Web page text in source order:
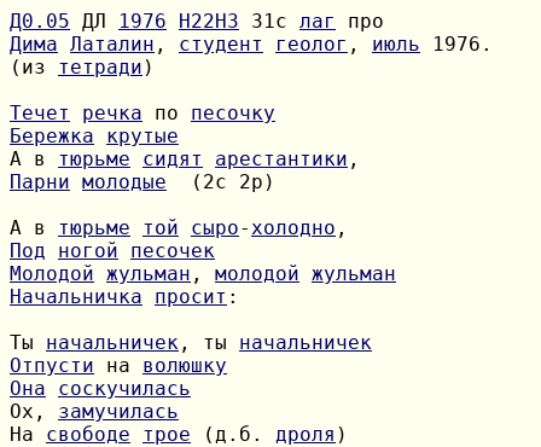
Д0.05 ДЛ 1976 H22H3 31с лаг
Дима Латалин , студент геолог , июль
(из тетради )
Течет
речка по песочку
Бережка
крутые
А в тюрьме сидят арестантики
Парни молодые
  (2с 2р)
А в тюрьме той сыро-холодно
Под
ногой
песочек
Молодой жульман , молодой жульман
Начальничка
просит :
Ты начальничек , ты начальничек
Отпусти на волюшку
Она
соскучилась
Ох, замучилась
На свободе трое (д.б. дроля )